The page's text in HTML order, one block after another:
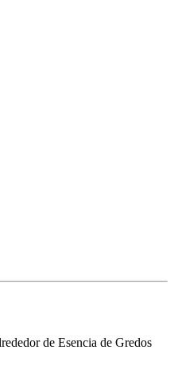
de Esencia de Gredos